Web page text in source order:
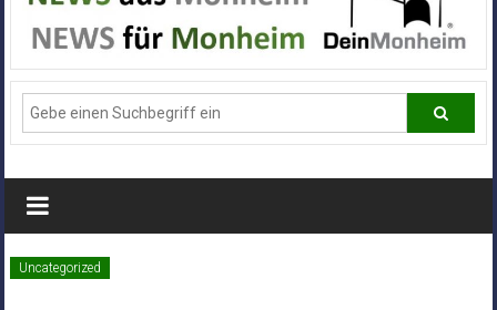
News
aus
Deiner
Stadt
Monheim
Uncategorized